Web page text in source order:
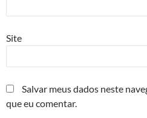
Site
Salvar meus dados neste
que eu comentar.